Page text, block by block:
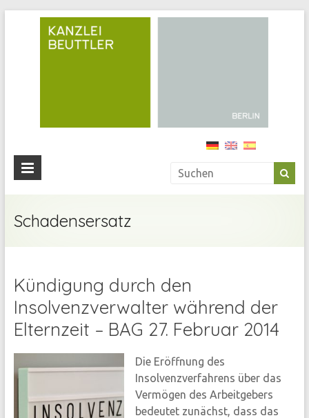
Schadensersatz
Kündigung durch den
Insolvenzverwalter während der
Elternzeit – BAG 27. Februar 2014
Die Eröffnung des
Insolvenzverfahrens über das
Vermögen des Arbeitgebers
bedeutet zunächst, dass das